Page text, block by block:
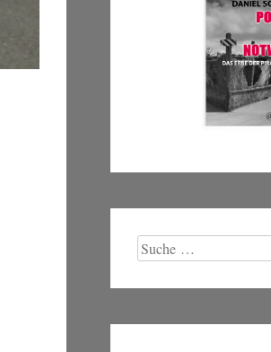
Suche
nach: